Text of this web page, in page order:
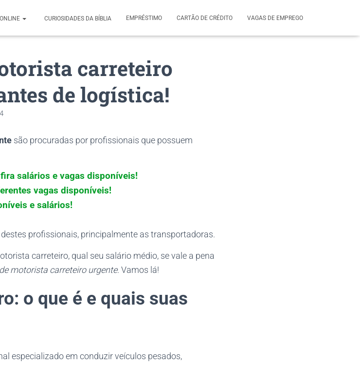
CURIOSIDADES DA BÍBLIA EMPRÉSTIMO CARTÃO DE CRÉDITO VAGAS DE EMPREGO
carreteiro
de logística!
são procuradas por profissionais que possuem
salários e vagas disponíveis!
vagas disponíveis!
e salários!
profissionais, principalmente as transportadoras.
carreteiro, qual seu salário médio, se vale a pena
motorista carreteiro urgente. Vamos lá!
o que é e quais suas
especializado em conduzir veículos pesados,